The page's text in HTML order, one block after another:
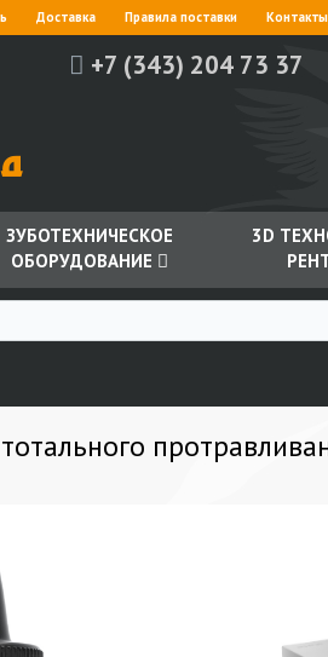
Доставка Правила поставки Контакты
+7 (343) 204 73 37
ЗУБОТЕХНИЧЕСКОЕ
ОБОРУДОВАНИЕ
3D